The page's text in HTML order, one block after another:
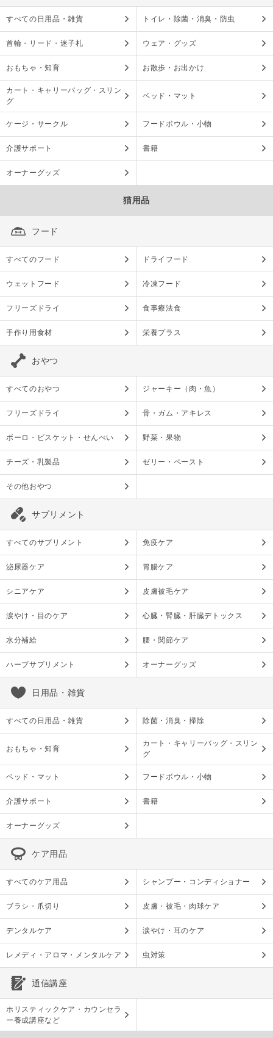
すべての日用品・雑貨 トイレ・除菌・消臭・防虫
首輪・リード・迷子札 ウェア・グッズ
おもちゃ・知育 お散歩・お出かけ
カート・キャリーバッグ・スリン
グ
ベッド・マット
ケージ・サークル フードボウル・小物
介護サポート 書籍
オーナーグッズ
猫用品
フード
すべてのフード ドライフード
ウェットフード 冷凍フード
フリーズドライ 食事療法食
手作り用食材 栄養プラス
おやつ
すべてのおやつ ジャーキー（肉・魚）
フリーズドライ 骨・ガム・アキレス
ボーロ・ビスケット・せんべい 野菜・果物
チーズ・乳製品 ゼリー・ペースト
その他おやつ
サプリメント
すべてのサプリメント 免疫ケア
泌尿器ケア 胃腸ケア
シニアケア 皮膚被毛ケア
涙やけ・目のケア 心臓・腎臓・肝臓デトックス
水分補給 腰・関節ケア
ハーブサプリメント オーナーグッズ
日用品・雑貨
すべての日用品・雑貨 除菌・消臭・掃除
おもちゃ・知育
カート・キャリーバッグ・スリン
グ
ベッド・マット フードボウル・小物
介護サポート 書籍
オーナーグッズ
ケア用品
すべてのケア用品 シャンプー・コンディショナー
ブラシ・爪切り 皮膚・被毛・肉球ケア
デンタルケア 涙やけ・耳のケア
レメディ・アロマ・メンタルケア 虫対策
通信講座
ホリスティックケア・カウンセラ
ー養成講座など